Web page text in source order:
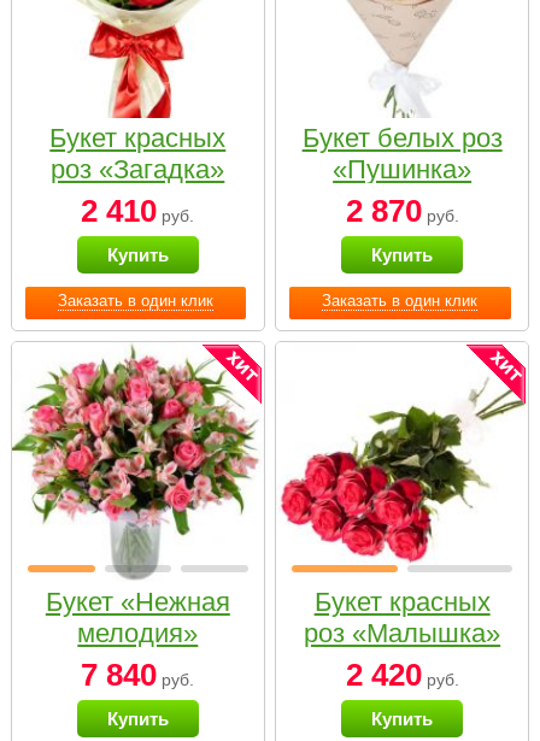
Заказать в один клик
Букет красных
роз «Загадка»
2 410 руб.
Купить
Заказать в один клик
Букет белых роз
«Пушинка»
2 870руб.
Купить
Букет «Нежная
мелодия»
7 840 руб.
Купить
Букет красных
роз «Малышка»
2 420руб.
Купить